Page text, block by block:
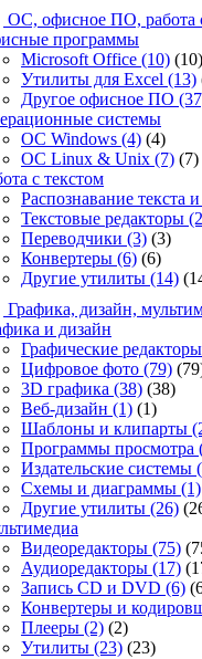
ОС, офисное ПО, работа
программы
Microsoft Office (10) (10)
Утилиты для Excel (13)
Другое офисное ПО
системы
ОС Windows (4) (4)
ОС Linux & Unix (7) (7)
с текстом
Распознавание текста
Текстовые редакторы
Переводчики (3) (3)
Конвертеры (6) (6)
Другие утилиты (14)
Графика, дизайн,
и дизайн
Графические редакторы
Цифровое фото (79)
3D графика (38) (38)
Веб-дизайн (1) (1)
Шаблоны и клипарты
Программы просмотра
Издательские системы
Схемы и диаграммы (1)
Другие утилиты (26)
Видеоредакторы (75)
Аудиоредакторы (17)
Запись CD и DVD (6)
Конвертеры и
Плееры (2) (2)
Утилиты (23) (23)